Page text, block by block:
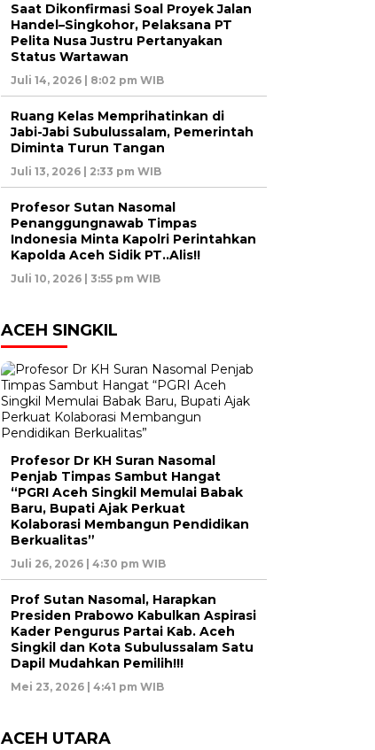
Saat Dikonfirmasi Soal Proyek Jalan
Handel–Singkohor, Pelaksana PT
Pelita Nusa Justru Pertanyakan
Status Wartawan
Juli 14, 2026 | 8:02 pm WIB
Ruang Kelas Memprihatinkan di
Jabi-Jabi Subulussalam, Pemerintah
Diminta Turun Tangan
Juli 13, 2026 | 2:33 pm WIB
Profesor Sutan Nasomal
Penanggungnawab Timpas
Indonesia Minta Kapolri Perintahkan
Kapolda Aceh Sidik PT..Alis!!
Juli 10, 2026 | 3:55 pm WIB
ACEH SINGKIL
Profesor Dr KH Suran Nasomal
Penjab Timpas Sambut Hangat
“PGRI Aceh Singkil Memulai Babak
Baru, Bupati Ajak Perkuat
Kolaborasi Membangun Pendidikan
Berkualitas”
Juli 26, 2026 | 4:30 pm WIB
Prof Sutan Nasomal, Harapkan
Presiden Prabowo Kabulkan Aspirasi
Kader Pengurus Partai Kab. Aceh
Singkil dan Kota Subulussalam Satu
Dapil Mudahkan Pemilih!!!
Mei 23, 2026 | 4:41 pm WIB
ACEH UTARA